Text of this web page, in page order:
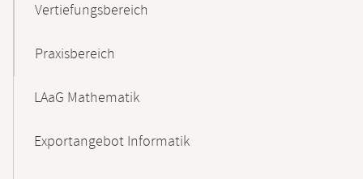
Vertiefungsbereich
Praxisbereich
LAaG Mathematik
Exportangebot Informatik